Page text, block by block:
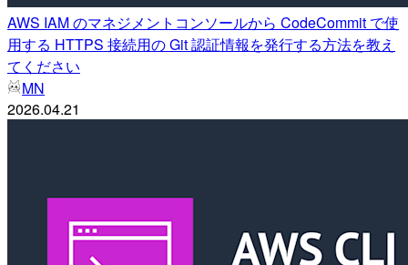
AWS IAM のマネジメントコンソールから CodeCommit で使
用する HTTPS 接続用の Git 認証情報を発行する方法を教え
てください
MN
2026.04.21